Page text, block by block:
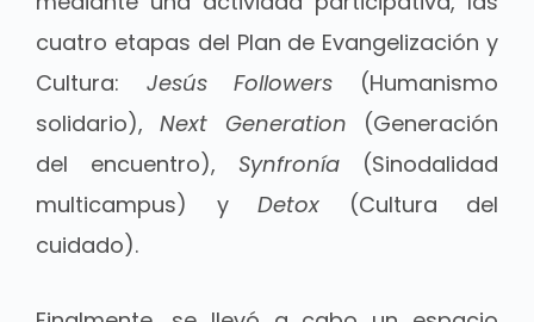
cuatro etapas del Plan de Evangelización y
Cultura: Jesús Followers (Humanismo
solidario),Next Generation (Generación
del encuentro), Synfronía (Sinodalidad
multicampus) y Detox (Cultura del
cuidado).